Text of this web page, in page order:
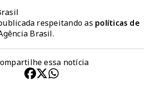
respeitando as políticas de
Brasil.
essa notícia